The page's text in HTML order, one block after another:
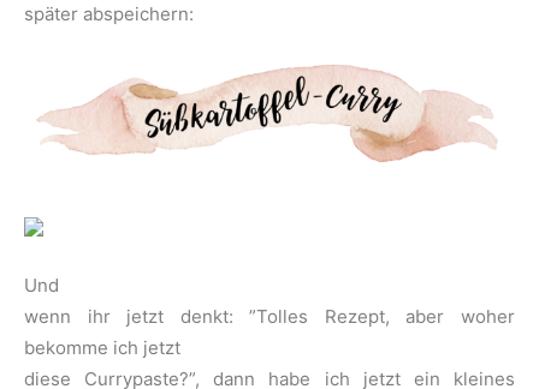
später abspeichern:
Und
wenn ihr jetzt denkt: ”Tolles Rezept, aber woher
bekomme ich jetzt
diese Currypaste?”, dann habe ich jetzt ein kleines